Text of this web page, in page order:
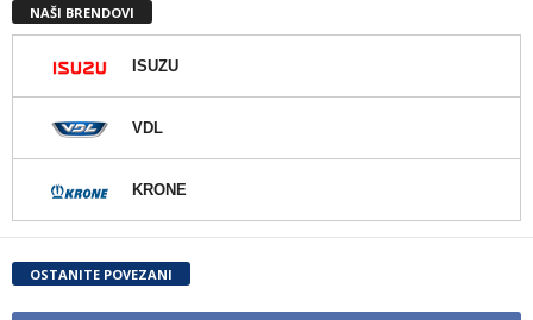
NAŠI BRENDOVI
ISUZU
VDL
KRONE
OSTANITE POVEZANI